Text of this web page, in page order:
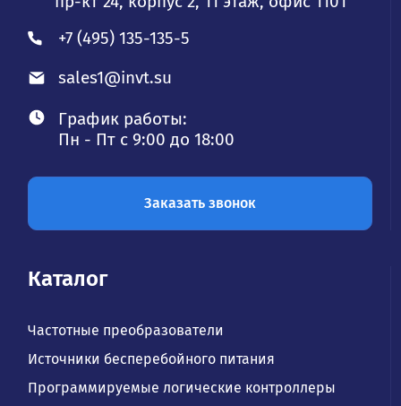
+7 (495) 135-135-5
sales1@invt.su
График работы:
Пн - Пт с 9:00 до 18:00
Заказать звонок
Каталог
Частотные преобразователи
Источники бесперебойного питания
Программируемые логические контроллеры